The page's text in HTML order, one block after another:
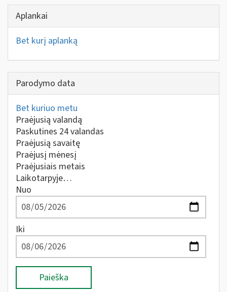
Aplankai
Bet kurį aplanką
Parodymo data
Bet kuriuo metu
Praėjusią valandą
Paskutines 24 valandas
Praėjusią savaitę
Praėjusį mėnesį
Praėjusiais metais
Laikotarpyje…
Nuo
Iki
Paieška